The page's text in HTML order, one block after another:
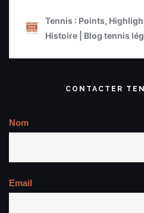
CONTACTER
Nom
Email